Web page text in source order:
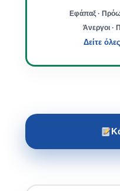
Εφάπαξ ·
Άνεργοι ·
Δείτε